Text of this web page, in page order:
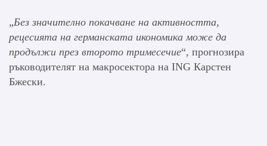
„Без значително покачване на активността,
рецесията на германската икономика може да
продължи през второто тримесечие“, прогнозира
ръководителят на макросектора на ING Карстен
Бжески.